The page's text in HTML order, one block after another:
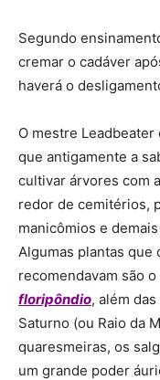
Segundo
cremar o cadáver
haverá o
O mestre
que antigamente a
cultivar árvores com
redor de cemitérios,
manicômios e
Algumas plantas que
recomendavam são
floripôndio, além
Saturno (ou Raio da
quaresmeiras, os
um grande poder